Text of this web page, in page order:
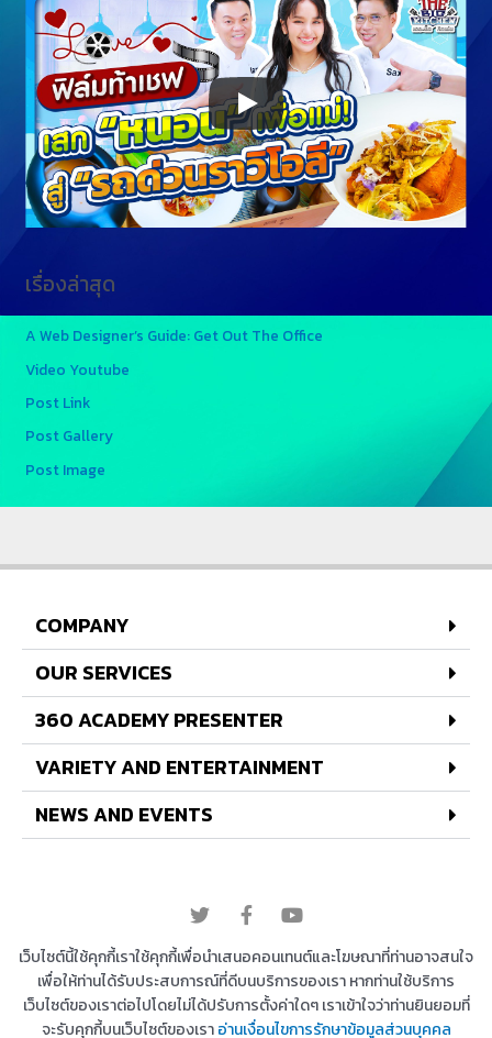
เว็บไซต์นี้ใช้คุกกี้เราใช้คุกกี้เพื่อนำเสนอคอนเทนต์และโฆษณาที่ท่านอาจสนใจ
เพื่อให้ท่านได้รับประสบการณ์ที่ดีบนบริการของเรา หากท่านใช้บริการ
เว็บไซต์ของเราต่อไปโดยไม่ได้ปรับการตั้งค่าใดๆ เราเข้าใจว่าท่านยินยอมที่
จะรับคุกกี้บนเว็บไซต์ของเราอ่านเงื่อนไขการรักษาข้อมูลส่วนบุคคล
เรื่องล่าสุด
A Web Designer’s Guide: Get Out The Office
Video Youtube
Post Link
Post Gallery
Post Image
COMPANY
OUR SERVICES
360 ACADEMY PRESENTER
VARIETY AND ENTERTAINMENT
NEWS AND EVENTS
© 2022 All rights reserved
Copyright © 2026 บริษัท 360 องศา เอ็นเตอร์เทนเม้น